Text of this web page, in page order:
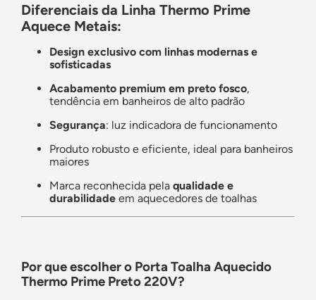
Diferenciais da Linha Thermo Prime
Aquece Metais:
Design exclusivo com linhas modernas e
sofisticadas
Acabamento premium em preto fosco,
tendência em banheiros de alto padrão
Segurança: luz indicadora de funcionamento
Produto robusto e eficiente, ideal para banheiros
maiores
Marca reconhecida pela qualidade e
durabilidade em aquecedores de toalhas
Por que escolher o Porta Toalha Aquecido
Thermo Prime Preto 220V?